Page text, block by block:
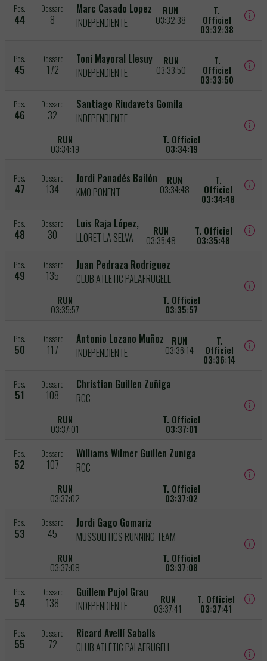
Pos.
44
Dossard
8
Marc Casado Lopez
INDEPENDIENTE
RUN
03:32:38
T.
Officiel
03:32:38
Pos.
45
Dossard
172
Toni Mayoral Llesuy
INDEPENDIENTE
RUN
03:33:50
T.
Officiel
03:33:50
Pos.
46
Dossard
32
Santiago Riudavets Gomila
INDEPENDIENTE
RUN
03:34:19
T. Officiel
03:34:19
Pos.
47
Dossard
134
Jordi Panadés Bailón
KM0 PONENT
RUN
03:34:48
T.
Officiel
03:34:48
Pos.
48
Dossard
30
Luis Raja López,
LLORET LA SELVA
RUN
03:35:48
T. Officiel
03:35:48
Pos.
49
Dossard
135
Juan Pedraza Rodriguez
CLUB ATLETIC PALAFRUGELL
RUN
03:35:57
T. Officiel
03:35:57
Pos.
50
Dossard
117
Antonio Lozano Muñoz
INDEPENDIENTE
RUN
03:36:14
T.
Officiel
03:36:14
Pos.
51
Dossard
108
Christian Guillen Zuñiga
RCC
RUN
03:37:01
T. Officiel
03:37:01
Pos.
52
Dossard
107
Williams Wilmer Guillen Zuniga
RCC
RUN
03:37:02
T. Officiel
03:37:02
Pos.
53
Dossard
45
Jordi Gago Gomariz
MUSSOLITICS RUNNING TEAM
RUN
03:37:08
T. Officiel
03:37:08
Pos.
54
Dossard
138
Guillem Pujol Grau
INDEPENDIENTE
RUN
03:37:41
T. Officiel
03:37:41
Pos.
55
Dossard
72
Ricard Avellí Saballs
CLUB ATLÈTIC PALAFRUGELL